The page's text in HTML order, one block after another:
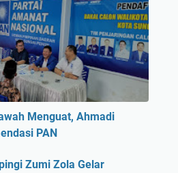
Menguat, Ahmadi
PAN
Zumi Zola Gelar